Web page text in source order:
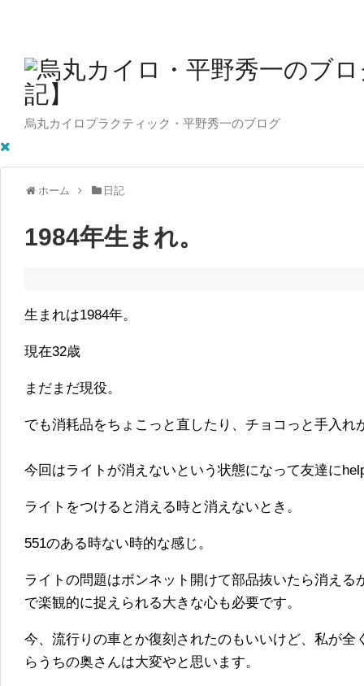
烏丸カイロプラクティック・平野秀一のブログ
ホーム 日記
1984年生まれ。
生まれは1984年。
現在32歳
まだまだ現役。
でも消耗品をちょこっと直したり、チョコっと手入れ
今回はライトが消えないという状態になって友達に
ライトをつけると消える時と消えないとき。
551のある時ない時的な感じ。
ライトの問題はボンネット開けて部品抜いたら消える
で楽観的に捉えられる大きな心も必要です。
今、流行りの車とか復刻されたのもいいけど、私が全
らうちの奥さんは大変やと思います。